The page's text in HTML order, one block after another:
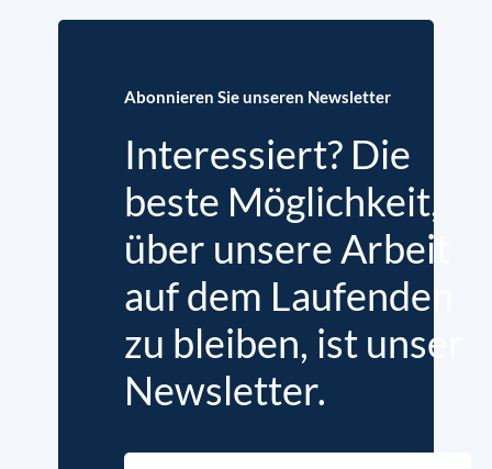
Abonnieren Sie unseren Newsletter
Interessiert? Die
beste Möglichkeit,
über unsere Arbeit
auf dem Laufenden
zu bleiben, ist unser
Newsletter.